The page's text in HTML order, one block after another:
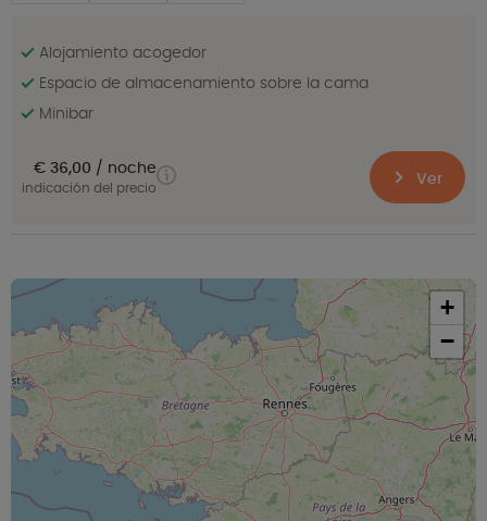
Alojamiento acogedor
Espacio de almacenamiento sobre la cama
Minibar
€ 36,00 noche
indicación del precio Ver
+
−